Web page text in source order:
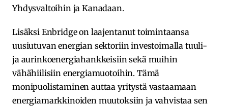
Yhdysvaltoihin ja Kanadaan.
Lisäksi Enbridge on laajentanut toimintaansa
uusiutuvan energian sektoriin investoimalla tuuli-
ja aurinkoenergiahankkeisiin sekä muihin
vähähiilisiin energiamuotoihin. Tämä
monipuolistaminen auttaa yritystä vastaamaan
energiamarkkinoiden muutoksiin ja vahvistaa sen